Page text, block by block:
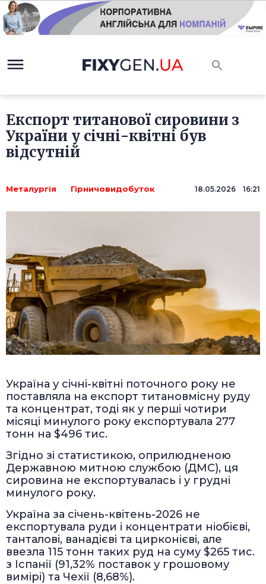
Експорт титанової сировини з
України у січні-квітні був
відсутній
Металургія Гірничовидобуток 18.05.2026 16:21
Україна у січні-квітні поточного року не
поставляла на експорт титановмісну руду
та концентрат, тоді як у перші чотири
місяці минулого року експортувала 277
тонн на $496 тис.
Згідно зі статистикою, оприлюдненою
Державною митною службою (ДМС), ця
сировина не експортувалась і у грудні
минулого року.
Україна за січень-квітень-2026 не
експортувала руди і концентрати ніобієві,
танталові, ванадієві та цирконієві, але
ввезла 115 тонн таких руд на суму $265 тис.
з Іспанії (91,32% поставок у грошовому
вимірі) та Чехії (8,68%).